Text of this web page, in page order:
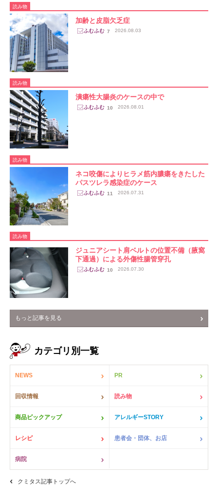
読み物
加齢と皮脂欠乏症
7 2026.08.03
読み物
潰瘍性大腸炎のケースの中で
10 2026.08.01
読み物
ネコ咬傷によりヒラメ筋内膿瘍をきたした
パスツレラ感染症のケース
11 2026.07.31
読み物
ジュニアシート肩ベルトの位置不備（腋窩
下通過）による外傷性腸管穿孔
10 2026.07.30
もっと記事を見る
カテゴリ別一覧
NEWS PR
回収情報 読み物
商品ピックアップ アレルギーSTORY
レシピ 患者会・団体、お店
病院
クミタス記事トップへ